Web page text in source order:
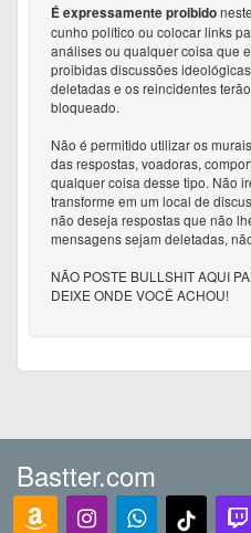
É expressamente proibido
cunho político ou colocar links
análises ou qualquer coisa que
proibidas discussões
deletadas e os reincidentes
bloqueado.
Não é permitido utilizar os
das respostas, voadoras,
qualquer coisa desse tipo. Não
transforme em um local de
não deseja respostas que não
mensagens sejam deletadas,
NÃO POSTE BULLSHIT AQUI
DEIXE ONDE VOCÊ ACHOU!
Bastter.com